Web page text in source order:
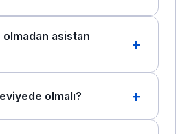
asistan
olmalı?